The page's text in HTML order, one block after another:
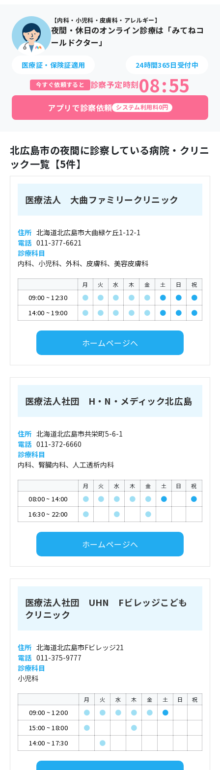
【内科・小児科・皮膚科・アレルギー】
夜間・休日のオンライン診療は「みてねコ
ールドクター」
医療証・保険証適用 24時間365日受付中
今すぐ依頼すると 診察予定時刻08:55
アプリで診察依頼 システム利用料0円
北広島市の夜間に診察している病院・クリニ
ック一覧【5件】
医療法人 大曲ファミリークリニック
住所 北海道北広島市大曲緑ケ丘1-12-1
電話 011-377-6621
診療科目
内科、小児科、外科、皮膚科、美容皮膚科
月 火 水 木 金 土 日 祝
09:00 ~12:30 ● ● ● ● ● ● ●
●
14:00 ~19:00 ● ● ● ● ● ● ● ●
ホームページへ
医療法人社団 H・N・メディック北広島
住所 北海道北広島市共栄町5-6-1
電話 011-372-6660
診療科目
内科、腎臓内科、人工透析内科
月 火 水 木 金 土 日 祝
08:00~ 14:00 ● ● ● ● ● ●
●
16:30~ 22:00 ● ● ●
ホームページへ
医療法人社団 UHN Fビレッジこども
クリニック
住所 北海道北広島市Fビレッジ21
電話 011-375-9777
診療科目
小児科
月 火 水 木 金 土 日 祝
09:00 ~12:00 ● ● ● ● ●
●
15:00 ~18:00 ●
●
14:00 ~17:30 ●